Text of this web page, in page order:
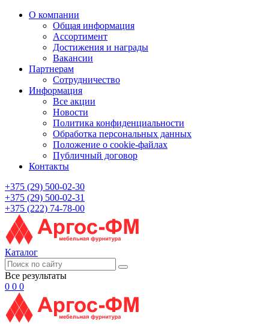
О компании
Общая информация
Ассортимент
Достижения и награды
Вакансии
Партнерам
Сотрудничество
Информация
Все акции
Новости
Политика конфиденциальности
Обработка персональных данных
Положение о cookie-файлах
Публичный договор
Контакты
+375 (29) 500-02-30
+375 (29) 500-02-31
+375 (222) 74-78-00
Каталог
Все результаты
0 0 0